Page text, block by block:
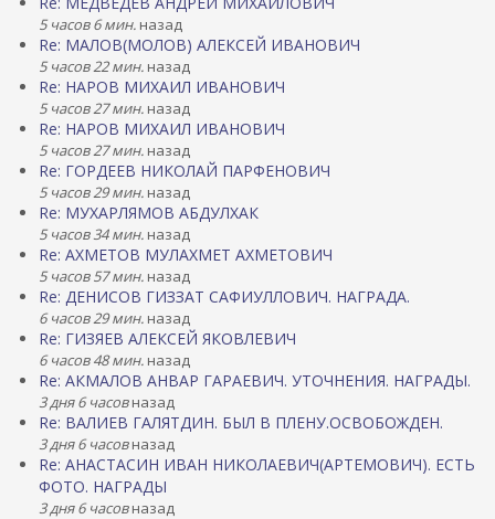
5 часов 6 мин. назад
Re: МАЛОВ(МОЛОВ) АЛЕКСЕЙ ИВАНОВИЧ
5 часов 22 мин. назад
Re: НАРОВ МИХАИЛ ИВАНОВИЧ
5 часов 27 мин. назад
Re: НАРОВ МИХАИЛ ИВАНОВИЧ
5 часов 27 мин. назад
Re: ГОРДЕЕВ НИКОЛАЙ ПАРФЕНОВИЧ
5 часов 29 мин. назад
Re: МУХАРЛЯМОВ АБДУЛХАК
5 часов 34 мин. назад
Re: АХМЕТОВ МУЛАХМЕТ АХМЕТОВИЧ
5 часов 57 мин. назад
Re: ДЕНИСОВ ГИЗЗАТ САФИУЛЛОВИЧ. НАГРАДА.
6 часов 29 мин. назад
Re: ГИЗЯЕВ АЛЕКСЕЙ ЯКОВЛЕВИЧ
6 часов 48 мин. назад
Re: АКМАЛОВ АНВАР ГАРАЕВИЧ. УТОЧНЕНИЯ. НАГРАДЫ.
3 дня 6 часовназад
Re: ВАЛИЕВ ГАЛЯТДИН. БЫЛ В ПЛЕНУ.ОСВОБОЖДЕН.
3 дня 6 часовназад
Re: АНАСТАСИН ИВАН НИКОЛАЕВИЧ(АРТЕМОВИЧ). ЕСТЬ
ФОТО. НАГРАДЫ
3 дня 6 часовназад